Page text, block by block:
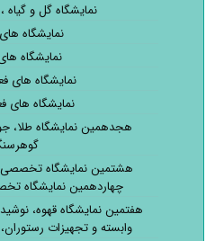
نمایشگاه گل و گیاه
نمایشگاه
نمایشگاه
نمایشگاه های
نمایشگاه های
هجدهمین نمایشگاه طلا،
هشتمین نمایشگاه
چهاردهمین نمایشگاه
هفتمین نمایشگاه قهوه،
وابسته و تجهیزات